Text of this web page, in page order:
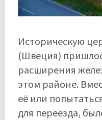
Историческую
(Швеция)
расширения
этом районе.
её или
для переезда,